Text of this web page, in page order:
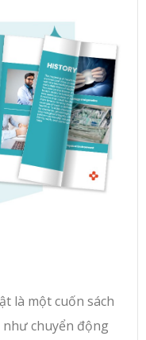
là một cuốn sách
như chuyển động